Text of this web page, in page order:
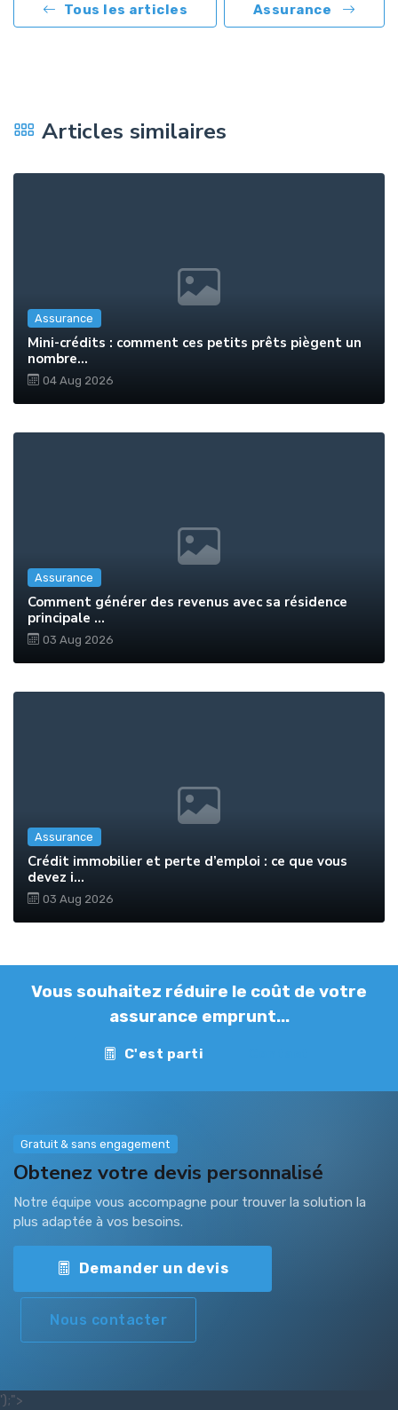
Tous les articles Assurance
Articles similaires
Assurance
Mini-crédits : comment ces petits prêts piègent un
nombre...
04 Aug 2026
Assurance
Comment générer des revenus avec sa résidence
principale ...
03 Aug 2026
Assurance
Crédit immobilier et perte d’emploi : ce que vous
devez i...
03 Aug 2026
Vous souhaitez réduire le coût de votre
assurance emprunt...
C'est parti
Gratuit & sans engagement
Obtenez votre devis personnalisé
Notre équipe vous accompagne pour trouver la solution la
plus adaptée à vos besoins.
Demander un devis
Nous contacter
');">